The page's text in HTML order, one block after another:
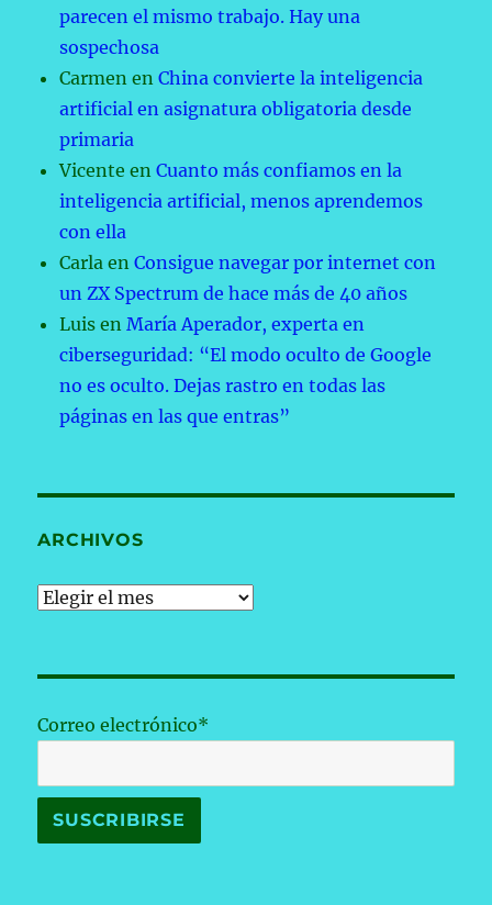
parecen el mismo trabajo. Hay una
sospechosa
Carmen enChina convierte la inteligencia
artificial en asignatura obligatoria desde
primaria
Vicente enCuanto más confiamos en la
inteligencia artificial, menos aprendemos
con ella
Carla enConsigue navegar por internet con
un ZX Spectrum de hace más de 40 años
Luis enMaría Aperador, experta en
ciberseguridad: “El modo oculto de Google
no es oculto. Dejas rastro en todas las
páginas en las que entras”
ARCHIVOS
Archivos
Correo electrónico*